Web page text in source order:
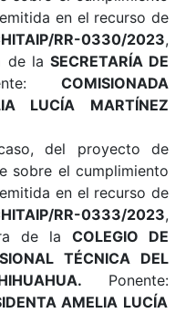
en el recurso de
RR-0330/2023,
de la SECRETARÍA DE
COMISIONADA
LUCÍA MARTÍNEZ
del proyecto de
sobre el cumplimiento
en el recurso de
RR-0333/2023,
de la COLEGIO DE
TÉCNICA DEL
Ponente:
AMELIA LUCÍA